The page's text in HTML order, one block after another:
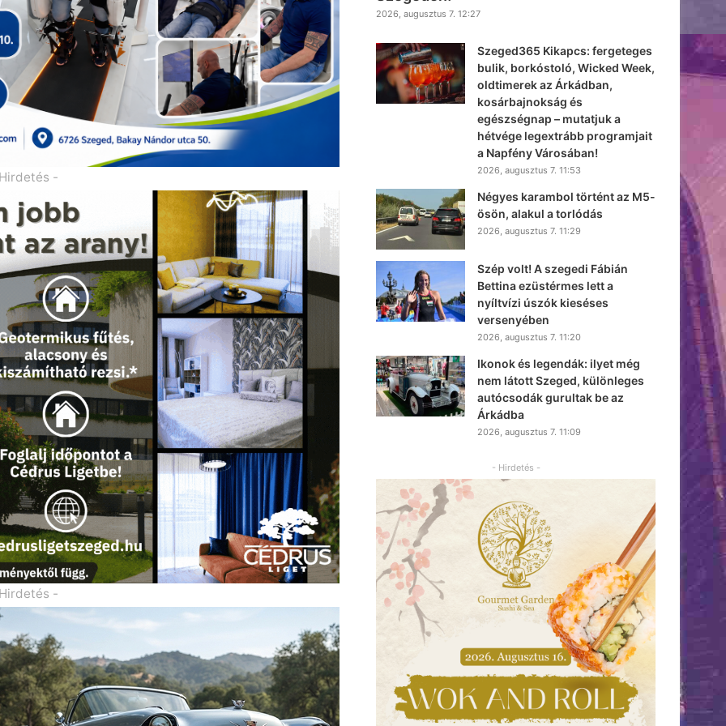
-
-
2026, augusztus 7. 12:27
Szeged365 Kikapcs: fergeteges
bulik, borkóstoló, Wicked Week,
oldtimerek az Árkádban,
kosárbajnokság és
egészségnap – mutatjuk a
hétvége legextrább programjait
a Napfény Városában!
2026, augusztus 7. 11:53
Négyes karambol történt az M5-
ösön, alakul a torlódás
2026, augusztus 7. 11:29
Szép volt! A szegedi Fábián
Bettina ezüstérmes lett a
nyíltvízi úszók kieséses
versenyében
2026, augusztus 7. 11:20
Ikonok és legendák: ilyet még
nem látott Szeged, különleges
autócsodák gurultak be az
Árkádba
2026, augusztus 7. 11:09
- Hirdetés -